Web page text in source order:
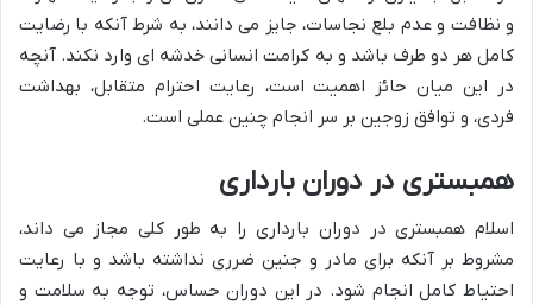
و نظافت و عدم بلع نجاسات، جایز می دانند، به شرط آنکه با رضایت
کامل هر دو طرف باشد و به کرامت انسانی خدشه ای وارد نکند. آنچه
در این میان حائز اهمیت است، رعایت احترام متقابل، بهداشت
فردی، و توافق زوجین بر سر انجام چنین عملی است.
همبستری در دوران بارداری
اسلام همبستری در دوران بارداری را به طور کلی مجاز می داند،
مشروط بر آنکه برای مادر و جنین ضرری نداشته باشد و با رعایت
احتیاط کامل انجام شود. در این دوران حساس، توجه به سلامت و